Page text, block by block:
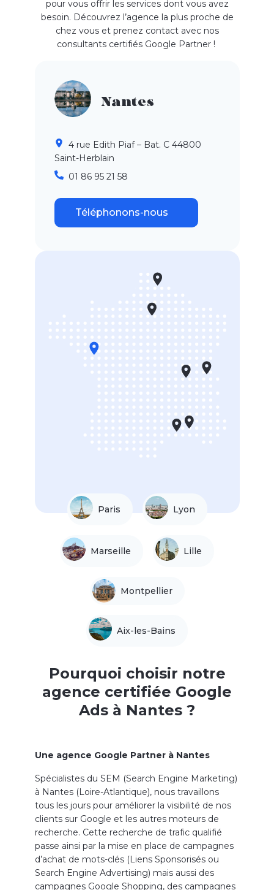
pour vous offrir les services dont vous avez
besoin. Découvrez l’agence la plus proche de
chez vous et prenez contact avec nos
consultants certifiés Google Partner !
Nantes
4 rue Edith Piaf – Bat. C 44800
Saint-Herblain
01 86 95 21 58
Téléphonons-nous
Paris Lyon
Marseille Lille
Montpellier
Aix-les-Bains
Pourquoi choisir notre
agence certifiée Google
Ads à Nantes ?
Une agence Google Partner à Nantes
Spécialistes du SEM (Search Engine Marketing)
à Nantes (Loire-Atlantique), nous travaillons
tous les jours pour améliorer la visibilité de nos
clients sur Google et les autres moteurs de
recherche. Cette recherche de trafic qualifié
passe ainsi par la mise en place de campagnes
d’achat de mots-clés (Liens Sponsorisés ou
Search Engine Advertising) mais aussi des
campagnes Google Shopping, des campagnes